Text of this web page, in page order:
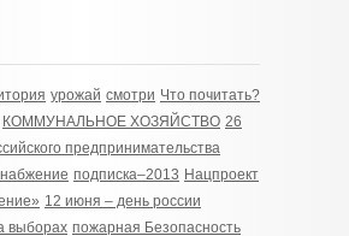
урожай смотри Что почитать?
КОММУНАЛЬНОЕ ХОЗЯЙСТВО 26
предпринимательства
подписка–2013 Нацпроект
12 июня – день россии
выборах пожарная Безопасность